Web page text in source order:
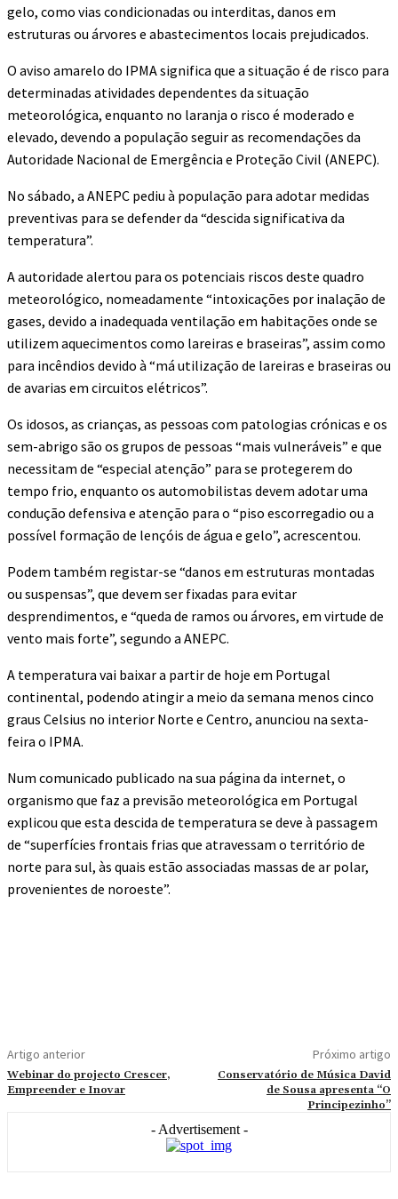
gelo, como vias condicionadas ou interditas, danos em
estruturas ou árvores e abastecimentos locais prejudicados.
O aviso amarelo do IPMA significa que a situação é de risco para
determinadas atividades dependentes da situação
meteorológica, enquanto no laranja o risco é moderado e
elevado, devendo a população seguir as recomendações da
Autoridade Nacional de Emergência e Proteção Civil (ANEPC).
No sábado, a ANEPC pediu à população para adotar medidas
preventivas para se defender da “descida significativa da
temperatura”.
A autoridade alertou para os potenciais riscos deste quadro
meteorológico, nomeadamente “intoxicações por inalação de
gases, devido a inadequada ventilação em habitações onde se
utilizem aquecimentos como lareiras e braseiras”, assim como
para incêndios devido à “má utilização de lareiras e braseiras ou
de avarias em circuitos elétricos”.
Os idosos, as crianças, as pessoas com patologias crónicas e os
sem-abrigo são os grupos de pessoas “mais vulneráveis” e que
necessitam de “especial atenção” para se protegerem do
tempo frio, enquanto os automobilistas devem adotar uma
condução defensiva e atenção para o “piso escorregadio ou a
possível formação de lençóis de água e gelo”, acrescentou.
Podem também registar-se “danos em estruturas montadas
ou suspensas”, que devem ser fixadas para evitar
desprendimentos, e “queda de ramos ou árvores, em virtude de
vento mais forte”, segundo a ANEPC.
A temperatura vai baixar a partir de hoje em Portugal
continental, podendo atingir a meio da semana menos cinco
graus Celsius no interior Norte e Centro, anunciou na sexta-
feira o IPMA.
Num comunicado publicado na sua página da internet, o
organismo que faz a previsão meteorológica em Portugal
explicou que esta descida de temperatura se deve à passagem
de “superfícies frontais frias que atravessam o território de
norte para sul, às quais estão associadas massas de ar polar,
provenientes de noroeste”.
Artigo anterior
Webinar do projecto Crescer,
Empreender e Inovar
Próximo artigo
Conservatório de Música David
de Sousa apresenta “O
Principezinho”
- Advertisement -